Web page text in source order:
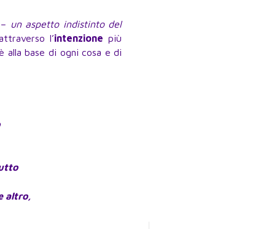
un aspetto indistinto del
l’intenzione più
alla base di ogni cosa e di
altro,